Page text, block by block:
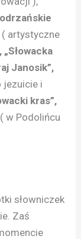
( artystyczne
„Słowacka
Janosik”,
jezuicie i
kras”,
( w Podolińcu
słowniczek
Zaś